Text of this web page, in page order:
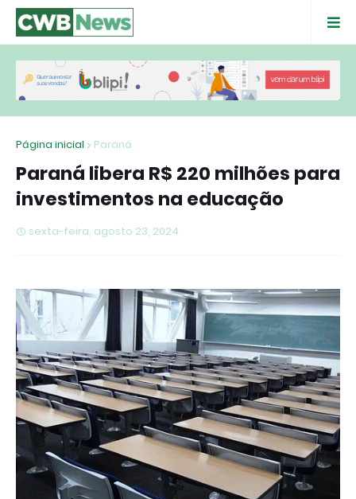
Página inicial Paraná
Paraná libera R$ 220 milhões para
investimentos na educação
sexta-feira, agosto 23, 2024